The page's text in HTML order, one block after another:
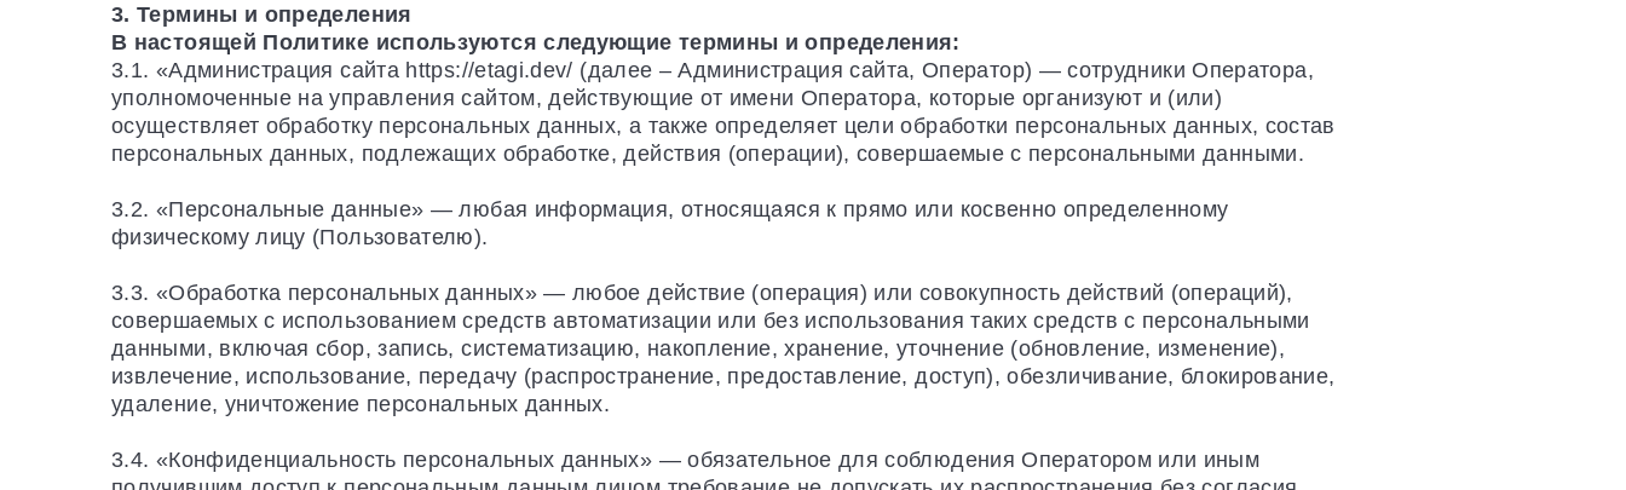
3. Термины и определения
В настоящей Политике используются следующие термины и определения:
3.1. «Администрация сайта https://etagi.dev/ (далее – Администрация сайта, Оператор) — сотрудники Оператора,
уполномоченные на управления сайтом, действующие от имени Оператора, которые организуют и (или)
осуществляет обработку персональных данных, а также определяет цели обработки персональных данных, состав
персональных данных, подлежащих обработке, действия (операции), совершаемые с персональными данными.
3.2. «Персональные данные» — любая информация, относящаяся к прямо или косвенно определенному
физическому лицу (Пользователю).
3.3. «Обработка персональных данных» — любое действие (операция) или совокупность действий (операций),
совершаемых с использованием средств автоматизации или без использования таких средств с персональными
данными, включая сбор, запись, систематизацию, накопление, хранение, уточнение (обновление, изменение),
извлечение, использование, передачу (распространение, предоставление, доступ), обезличивание, блокирование,
удаление, уничтожение персональных данных.
3.4. «Конфиденциальность персональных данных» — обязательное для соблюдения Оператором или иным